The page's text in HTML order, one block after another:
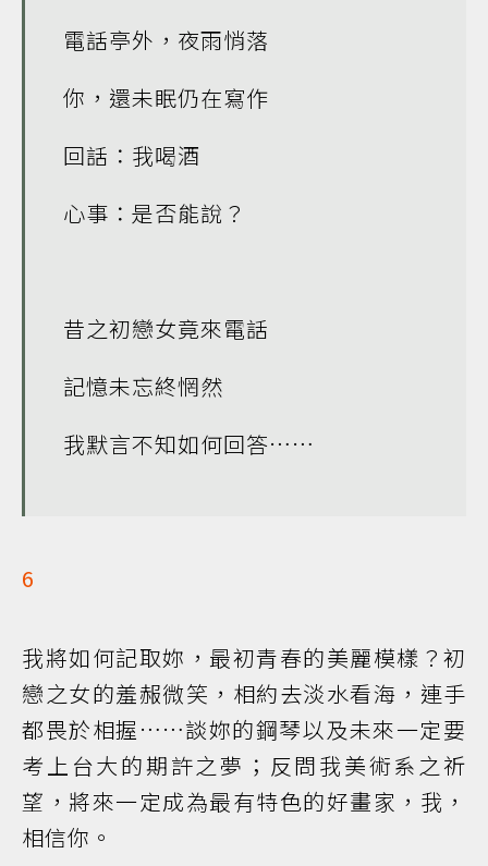
電話亭外，夜雨悄落
你，還未眠仍在寫作
回話：我喝酒
心事：是否能說？
昔之初戀女竟來電話
記憶未忘終惘然
我默言不知如何回答……
6
我將如何記取妳，最初青春的美麗模樣？初
戀之女的羞赧微笑，相約去淡水看海，連手
都畏於相握……談妳的鋼琴以及未來一定要
考上台大的期許之夢；反問我美術系之祈
望，將來一定成為最有特色的好畫家，我，
相信你。